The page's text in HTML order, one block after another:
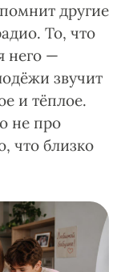
другие
То, что
него —
звучит
и тёплое.
не про
что близко